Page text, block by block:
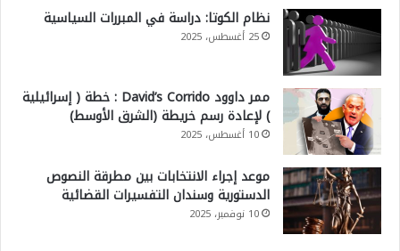
نظام الكوتا: دراسة في المبررات السياسية
25 أغسطس، 2025
ممر داوود David’s Corrido : خطة ( إسرائيلية
) لإعادة رسم خريطة (الشرق الأوسط)
10 أغسطس، 2025
موعد إجراء الانتخابات بين مطرقة النصوص
الدستورية وسندان التفسيرات القضائية
10 نوفمبر، 2025